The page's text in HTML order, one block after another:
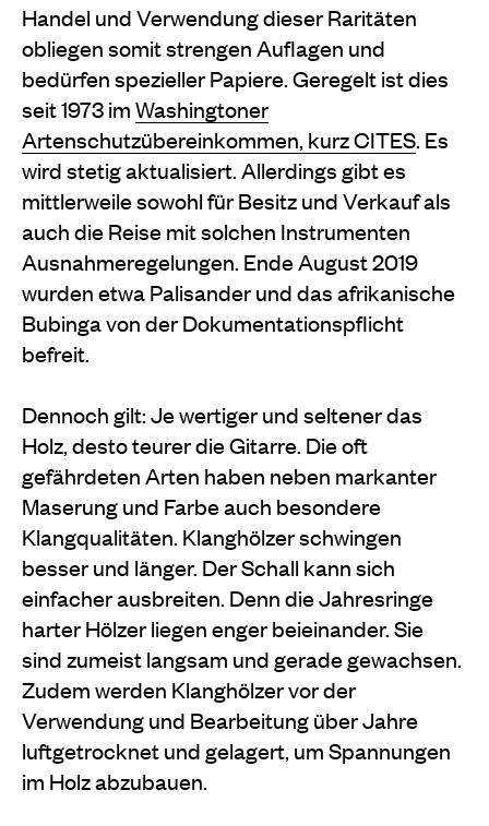
Handel und Verwendung dieser Raritäten
obliegen somit strengen Auflagen und
bedürfen spezieller Papiere. Geregelt ist dies
seit 1973 imWashingtoner
Artenschutzübereinkommen, kurz CITES. Es
wird stetig aktualisiert. Allerdings gibt es
mittlerweile sowohl für Besitz und Verkauf als
auch die Reise mit solchen Instrumenten
Ausnahmeregelungen. Ende August 2019
wurden etwa Palisander und das afrikanische
Bubinga von der Dokumentationspflicht
befreit.
Dennoch gilt: Je wertiger und seltener das
Holz, desto teurer die Gitarre. Die oft
gefährdeten Arten haben neben markanter
Maserung und Farbe auch besondere
Klangqualitäten. Klanghölzer schwingen
besser und länger. Der Schall kann sich
einfacher ausbreiten. Denn die Jahresringe
harter Hölzer liegen enger beieinander. Sie
sind zumeist langsam und gerade gewachsen.
Zudem werden Klanghölzer vor der
Verwendung und Bearbeitung über Jahre
luftgetrocknet und gelagert, um Spannungen
im Holz abzubauen.